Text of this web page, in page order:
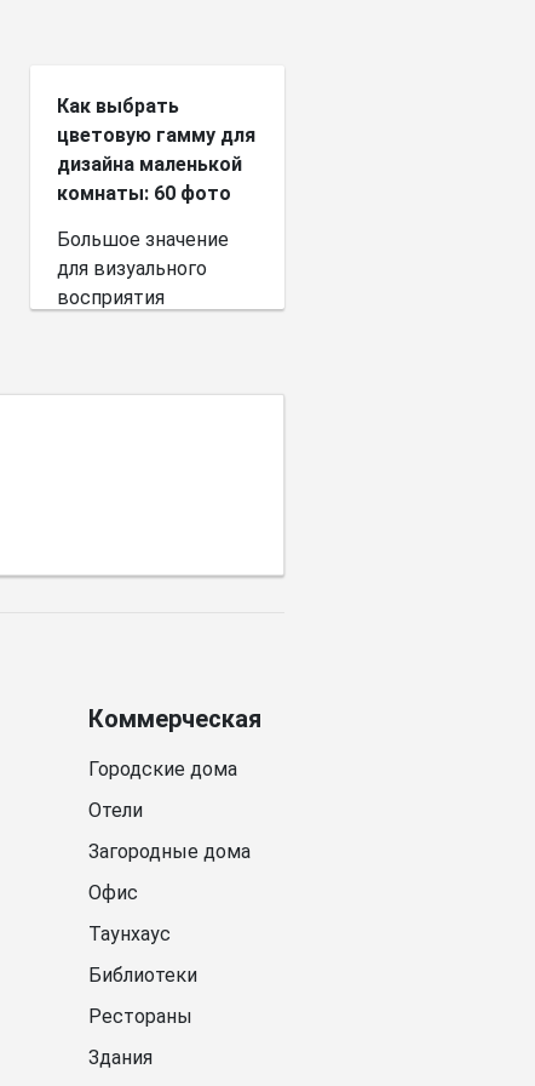
Как выбрать
цветовую гамму для
дизайна маленькой
комнаты: 60 фото
Большое значение
для визуального
восприятия
Коммерческая
Городские дома
Отели
Загородные дома
Офис
Таунхаус
Библиотеки
Рестораны
Здания